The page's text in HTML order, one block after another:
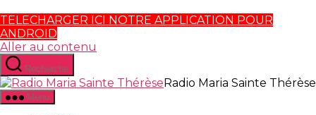
TELECHARGER ICI NOTRE APPLICATION POUR
ANDROID
Aller au contenu
Recherche
Radio Maria Sainte Thérèse
Menu